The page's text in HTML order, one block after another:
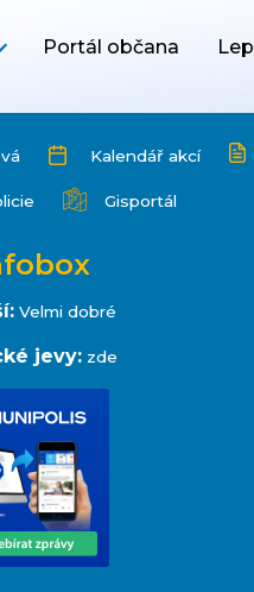
Portál občana
Kalendář akcí
Gisportál
Velmi dobré
jevy: zde